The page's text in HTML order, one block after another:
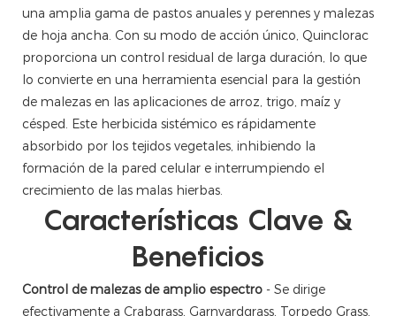
una amplia gama de pastos anuales y perennes y malezas
de hoja ancha. Con su modo de acción único, Quinclorac
proporciona un control residual de larga duración, lo que
lo convierte en una herramienta esencial para la gestión
de malezas en las aplicaciones de arroz, trigo, maíz y
césped. Este herbicida sistémico es rápidamente
absorbido por los tejidos vegetales, inhibiendo la
formación de la pared celular e interrumpiendo el
crecimiento de las malas hierbas.
Características Clave &
Beneficios
Control de malezas de amplio espectro - Se dirige
efectivamente a Crabgrass, Garnyardgrass, Torpedo Grass,